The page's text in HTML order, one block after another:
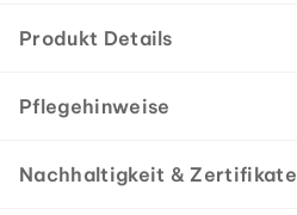
Produkt Details
Pflegehinweise
Nachhaltigkeit & Zertifikate